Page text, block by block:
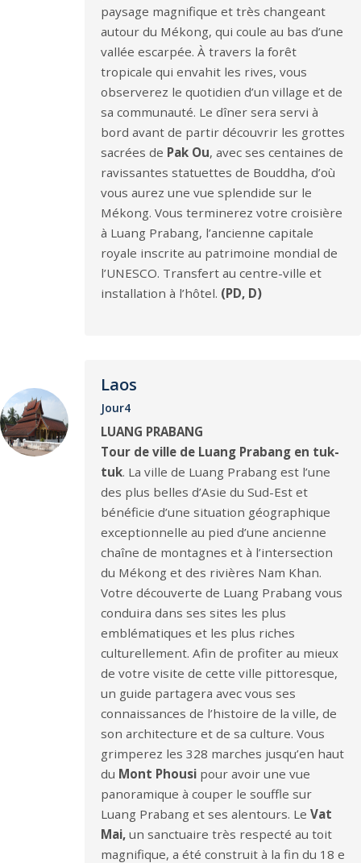
paysage magnifique et très changeant
autour du Mékong, qui coule au bas d’une
vallée escarpée. À travers la forêt
tropicale qui envahit les rives, vous
observerez le quotidien d’un village et de
sa communauté. Le dîner sera servi à
bord avant de partir découvrir les grottes
sacrées de Pak Ou, avec ses centaines de
ravissantes statuettes de Bouddha, d’où
vous aurez une vue splendide sur le
Mékong. Vous terminerez votre croisière
à Luang Prabang, l’ancienne capitale
royale inscrite au patrimoine mondial de
l’UNESCO. Transfert au centre-ville et
installation à l’hôtel. (PD, D)
Laos
Jour4
LUANG PRABANG
Tour de ville de Luang Prabang en tuk-
tuk. La ville de Luang Prabang est l’une
des plus belles d’Asie du Sud-Est et
bénéficie d’une situation géographique
exceptionnelle au pied d’une ancienne
chaîne de montagnes et à l’intersection
du Mékong et des rivières Nam Khan.
Votre découverte de Luang Prabang vous
conduira dans ses sites les plus
emblématiques et les plus riches
culturellement. Afin de profiter au mieux
de votre visite de cette ville pittoresque,
un guide partagera avec vous ses
connaissances de l’histoire de la ville, de
son architecture et de sa culture. Vous
grimperez les 328 marches jusqu’en haut
du Mont Phousi pour avoir une vue
panoramique à couper le souffle sur
Luang Prabang et ses alentours. Le Vat
Mai, un sanctuaire très respecté au toit
magnifique, a été construit à la fin du 18 e